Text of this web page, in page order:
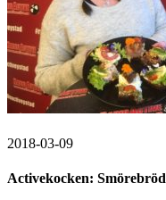
2018-03-09
Activekocken: Smörebröd